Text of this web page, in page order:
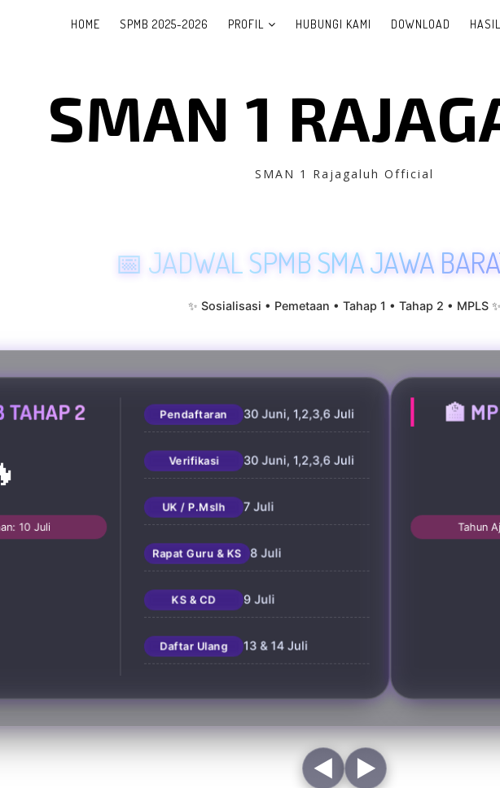
HOME SPMB 2025-2026 PROFIL HUBUNGI KAMI DOWNLOAD
SMAN 1
SMAN 1 Rajagaluh Official
📅 JADWAL SPMB SMA JAWA
✨ Sosialisasi • Pemetaan • Tahap 1 • Tahap 2 • MPLS
TAHAP 2
10 Juli
Pendaftaran 30 Juni, 1,2,3,6 Juli
Verifikasi 30 Juni, 1,2,3,6 Juli
UK / P.Mslh 7 Juli
Rapat Guru & KS 8 Juli
KS & CD 9 Juli
Daftar Ulang 13 & 14 Juli
🏫
Tahun
◀ ▶